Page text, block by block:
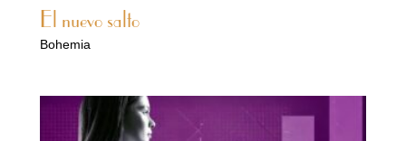
El nuevo salto
Bohemia